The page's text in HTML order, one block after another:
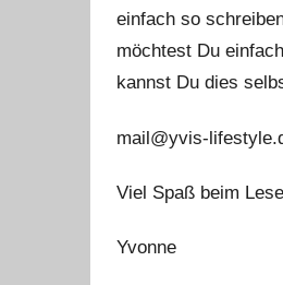
einfach so
möchtest Du
kannst Du dies
mail@yvis-
Viel Spaß beim
Yvonne